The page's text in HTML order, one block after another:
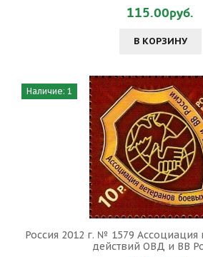
115.00руб.
В КОРЗИНУ
Наличие: 1
Россия 2012 г. № 1579
действий ОВД и ВВ